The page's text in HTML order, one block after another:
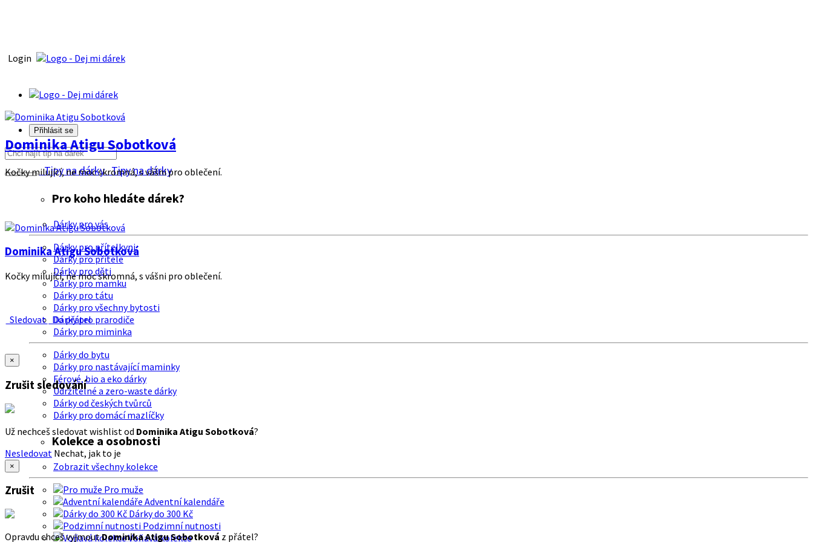
Login
Přihlásit se
Tipy na dárkyTipy na dárky
Pro koho hledáte dárek?
Dárky pro vás
Dárky pro přítelkyni
Dárky pro přítele
Dárky pro děti
Dárky pro mamku
Dárky pro tátu
Dárky pro všechny bytosti
Dárky pro prarodiče
Dárky pro miminka
Dárky do bytu
Dárky pro nastávající maminky
Férové, bio a eko dárky
Udržitelné a zero-waste dárky
Dárky od českých tvůrců
Dárky pro domácí mazlíčky
Kolekce a osobnosti
Zobrazit všechny kolekce
Pro muže
Adventní kalendáře
Dárky do 300 Kč
Podzimní nutnosti
Voňavá kolekce
Dominika Atigu Sobotková
Kočky milující, ne moc skromná, s vášni pro oblečení.
Dominika Atigu Sobotková
Kočky milující, ne moc skromná, s vášni pro oblečení.
Sledovat Do přátel
×
Zrušit sledování
Už nechceš sledovat wishlist od Dominika Atigu Sobotková?
Nesledovat Nechat, jak to je
×
Zrušit
Opravdu chceš vyjmoutDominika Atigu Sobotková z přátel?